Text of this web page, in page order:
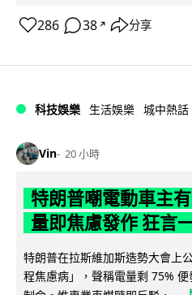
286 38 ↗ 分享
科技娛樂 生活娛樂 城中熱話
Vin 20 小時
特朗普嘲電動車主
量即焦慮發作 狂言
特朗普在拉斯維加斯造勢大會上
程焦慮病」，聲稱電量剩 75%